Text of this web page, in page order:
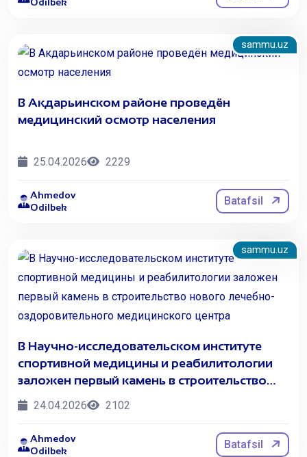
sammu.uz
В Акдарьинском районе проведён
медицинский осмотр населения
25.04.2026 2229
Ahmedov
Odilbek
Batafsil
sammu.uz
В Научно-исследовательском институте
спортивной медицины и реабилитологии
заложен первый камень в строительство
нового лечебно-оздоровительного
медицинского центра
24.04.2026 2102
Ahmedov
Odilbek
Batafsil